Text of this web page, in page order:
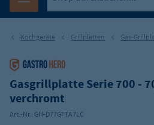
Kochgeräte Grillplatten Gas-
Gasgrillplatte Serie 700 -
verchromt
Art.-Nr.: GH-D77GFTA7LC